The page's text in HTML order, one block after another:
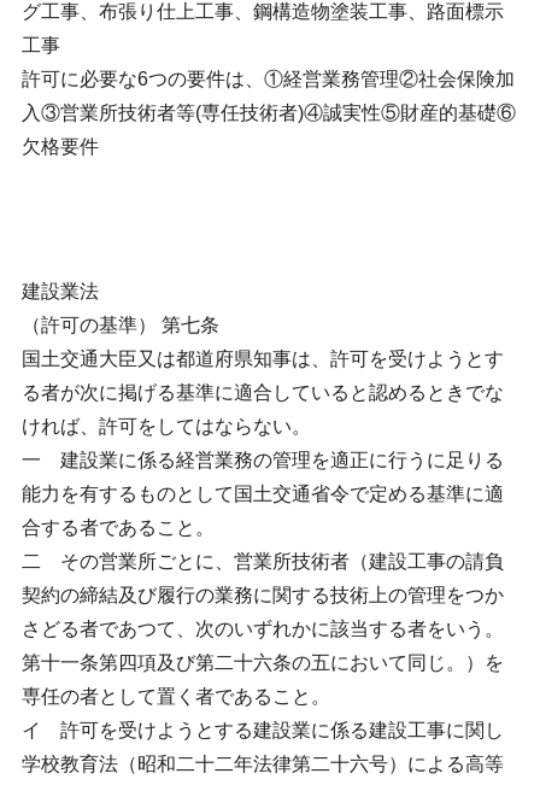
グ工事、布張り仕上工事、鋼構造物塗装工事、路面標示
工事
許可に必要な6つの要件は、①経営業務管理②社会保険加
入③営業所技術者等(専任技術者)④誠実性⑤財産的基礎⑥
欠格要件
建設業法
（許可の基準） 第七条
国土交通大臣又は都道府県知事は、許可を受けようとす
る者が次に掲げる基準に適合していると認めるときでな
ければ、許可をしてはならない。
一 建設業に係る経営業務の管理を適正に行うに足りる
能力を有するものとして国土交通省令で定める基準に適
合する者であること。
二 その営業所ごとに、営業所技術者（建設工事の請負
契約の締結及び履行の業務に関する技術上の管理をつか
さどる者であつて、次のいずれかに該当する者をいう。
第十一条第四項及び第二十六条の五において同じ。）を
専任の者として置く者であること。
イ 許可を受けようとする建設業に係る建設工事に関し
学校教育法（昭和二十二年法律第二十六号）による高等